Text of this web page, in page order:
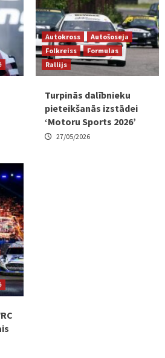
Autokross
Autošoseja
Folkreiss
Formulas
Rallijs
Turpinās dalībnieku
pieteikšanās izstādei
‘Motoru Sports 2026’
27/05/2026